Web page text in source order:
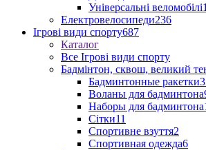
Універсальні веломобілі
Електровелосипеди236
Ігрові види спорту687
Каталог
Все Ігрові види спорту
Бадмінтон, сквош, великий
Бадминтонные ракетки
Воланы для бадминтона
Наборы для бадминтона
Сітки11
Спортивне взуття2
Спортивная одежда6